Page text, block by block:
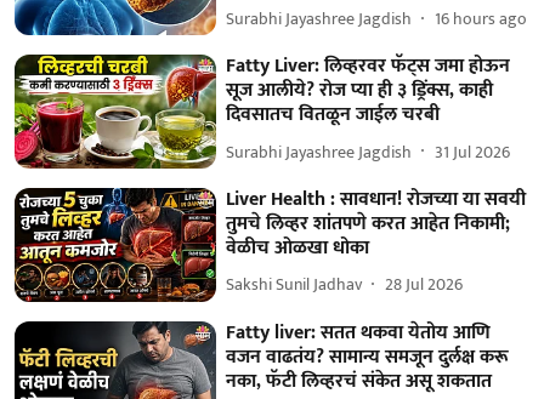
Surabhi Jayashree Jagdish 16 hours ago
Fatty Liver: लिव्हरवर फॅट्स जमा होऊन
सूज आलीये? रोज प्या ही ३ ड्रिंक्स, काही
दिवसातच वितळून जाईल चरबी
Surabhi Jayashree Jagdish 31 Jul 2026
Liver Health : सावधान! रोजच्या या सवयी
तुमचे लिव्हर शांतपणे करत आहेत निकामी;
वेळीच ओळखा धोका
Sakshi Sunil Jadhav 28 Jul 2026
Fatty liver: सतत थकवा येतोय आणि
वजन वाढतंय? सामान्य समजून दुर्लक्ष करू
नका, फॅटी लिव्हरचं संकेत असू शकतात